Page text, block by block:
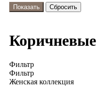
Фильтр
Фильтр
Женская коллекция